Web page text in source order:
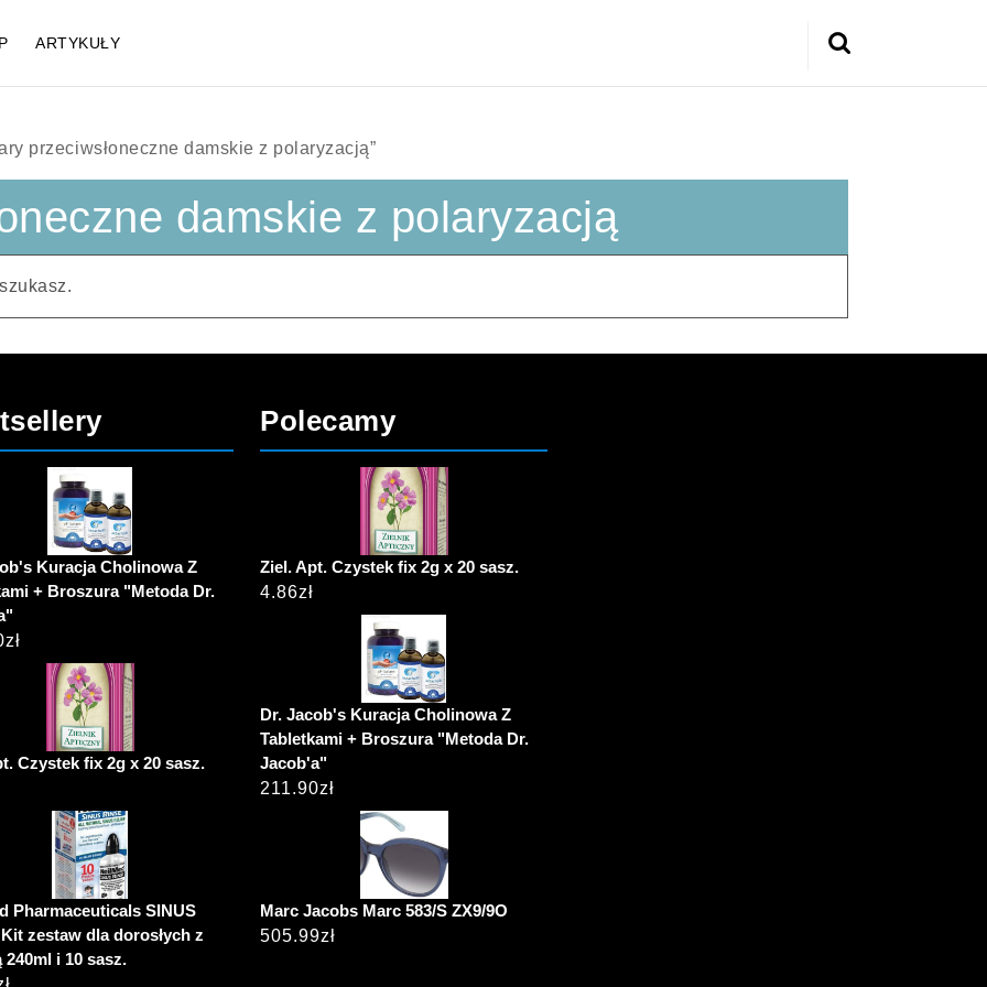
ARTYKUŁY
Search
przeciwsłoneczne damskie z polaryzacją”
damskie z polaryzacją
Kuracja Cholinowa Z
+ Broszura "Metoda Dr.
zł
Czystek fix 2g x 20 sasz.
Pharmaceuticals SINUS
zestaw dla dorosłych z
240ml i 10 sasz.
Polecamy
Ziel. Apt. Czystek fix 2g x 20 sasz.
4.86zł
Dr. Jacob's Kuracja Cholinowa Z
Tabletkami + Broszura "Metoda Dr.
Jacob'a"
211.90zł
Marc Jacobs Marc 583/S ZX9/9O
505.99zł